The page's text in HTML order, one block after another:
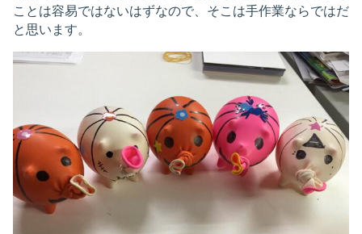
ことは容易ではないはずなので、そこは手作業ならではだ
と思います。